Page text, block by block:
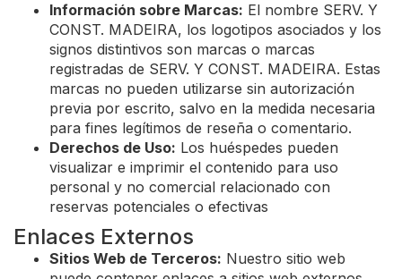
Información sobre Marcas: El nombre SERV. Y
CONST. MADEIRA, los logotipos asociados y los
signos distintivos son marcas o marcas
registradas de SERV. Y CONST. MADEIRA. Estas
marcas no pueden utilizarse sin autorización
previa por escrito, salvo en la medida necesaria
para fines legítimos de reseña o comentario.
Derechos de Uso: Los huéspedes pueden
visualizar e imprimir el contenido para uso
personal y no comercial relacionado con
reservas potenciales o efectivas
Enlaces Externos
Sitios Web de Terceros: Nuestro sitio web